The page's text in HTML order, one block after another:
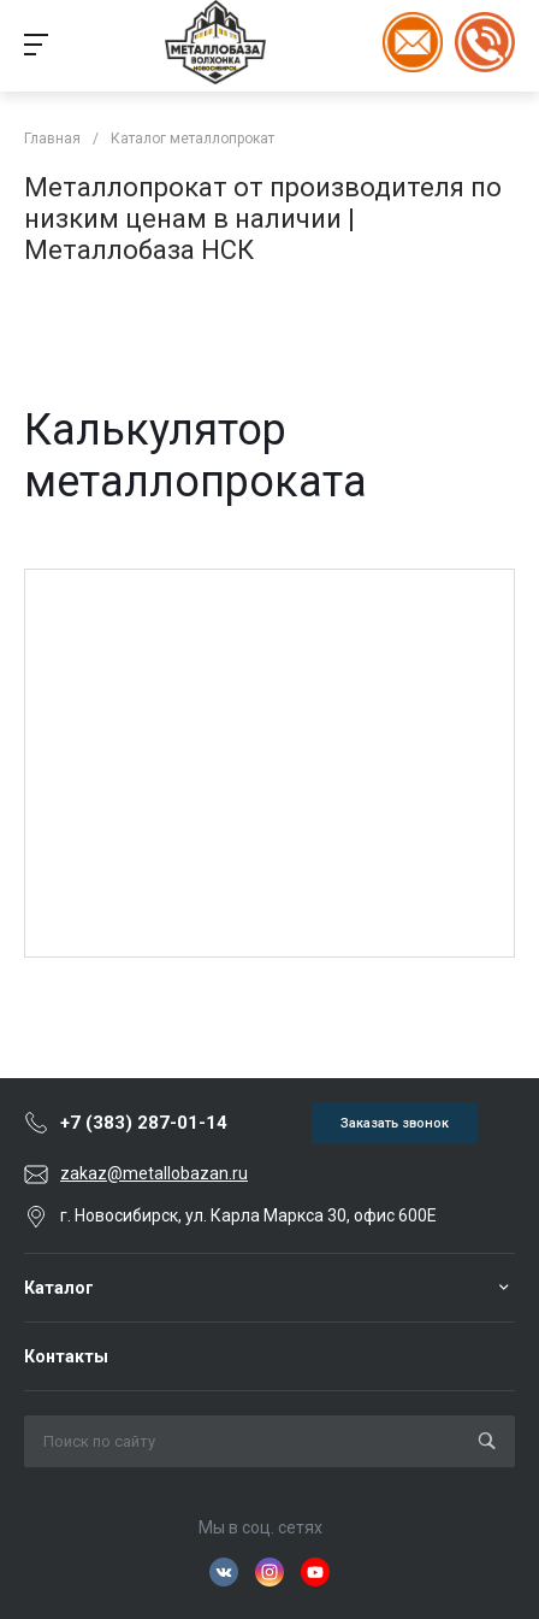
Главная / Каталог металлопрокат
Металлопрокат от производителя по
низким ценам в наличии |
Металлобаза НСК
Калькулятор
металлопроката
+7 (383) 287-01-14 Заказать звонок
zakaz@metallobazan.ru
г. Новосибирск, ул. Карла Маркса 30, офис 600Е
Каталог
Контакты
Мы в соц. сетях